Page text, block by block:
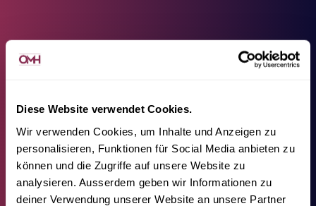
Diese Website verwendet Cookies.
Wir verwenden Cookies, um Inhalte und Anzeigen zu
personalisieren, Funktionen für Social Media anbieten zu
können und die Zugriffe auf unsere Website zu
analysieren. Ausserdem geben wir Informationen zu
deiner Verwendung unserer Website an unsere Partner